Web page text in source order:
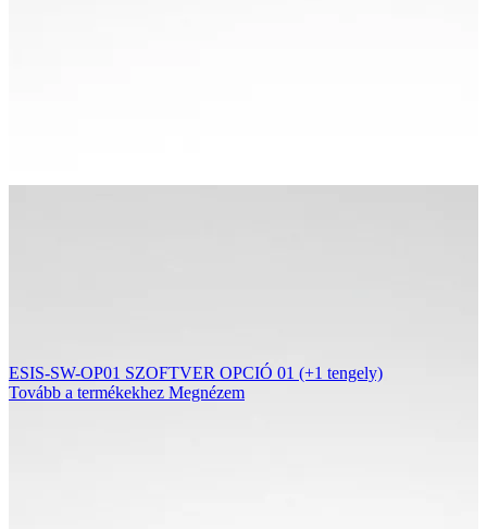
ESIS-SW-OP01 SZOFTVER OPCIÓ 01 (+1 tengely)
Tovább a termékekhez Megnézem